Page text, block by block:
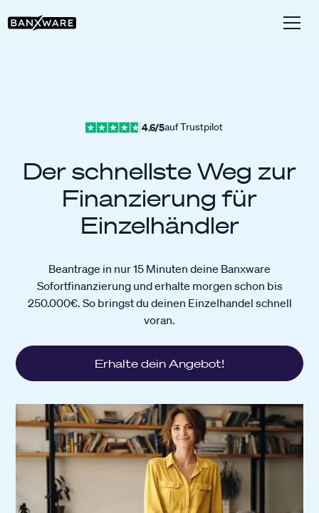
4.6/5auf Trustpilot
Der schnellste Weg zur
Finanzierung für
Einzelhändler
Beantrage in nur 15 Minuten deine Banxware
Sofortfinanzierung und erhalte morgen schon bis
250.000€. So bringst du deinen Einzelhandel schnell
voran.
Erhalte dein Angebot!